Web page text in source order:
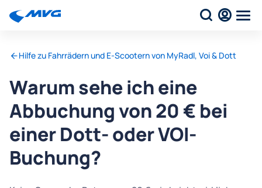
Hilfe zu Fahrrädern und E-Scootern von MyRadl, Voi & Dott
Warum sehe ich eine
Abbuchung von 20 € bei
einer Dott- oder VOI-
Buchung?